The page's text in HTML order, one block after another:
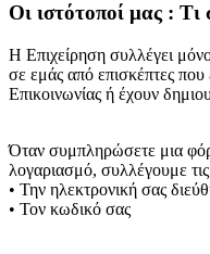
Οι ιστότοποί μας : Τι
Η Επιχείρηση συλλέγει
σε εμάς από επισκέπτες
Επικοινωνίας ή έχουν
Όταν συμπληρώσετε μια
λογαριασμό, συλλέγουμε
• Την ηλεκτρονική σας
• Τον κωδικό σας